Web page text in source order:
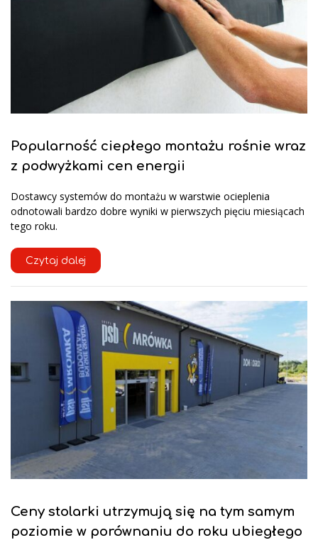
Popularność ciepłego montażu rośnie wraz
z podwyżkami cen energii
Dostawcy systemów do montażu w warstwie ocieplenia
odnotowali bardzo dobre wyniki w pierwszych pięciu miesiącach
tego roku.
Czytaj dalej
Ceny stolarki utrzymują się na tym samym
poziomie w porównaniu do roku ubiegłego